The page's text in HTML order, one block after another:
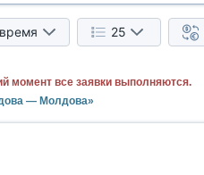
25
момент все заявки выполняются.
— Молдова»